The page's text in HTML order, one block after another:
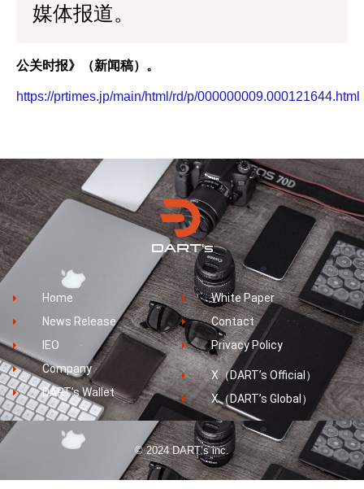
媒体报道。
公关时报》（新闻稿）。
https://prtimes.jp/main/html/rd/p/000000009.000121644.html
Home
News Release
IEO
Company
DART’s Wallet
White Paper
Contact
Privacy Policy
X（DART’s Official）
X（DART’s Global）
© 2024 DART’s inc.